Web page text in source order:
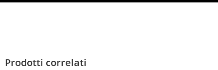
Prodotti correlati